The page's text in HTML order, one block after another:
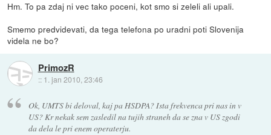
Hm. To pa zdaj ni vec tako poceni, kot smo si zeleli ali upali.
Smemo predvidevati, da tega telefona po uradni poti Slovenija
videla ne bo?
PrimozR
:: 1. jan 2010, 23:46
Ok, UMTS bi deloval, kaj pa HSDPA? Ista frekvenca pri nas in v
US? Kr nekak sem zasledil na tujih straneh da se zna v US zgodi
da dela le pri enem operaterju.